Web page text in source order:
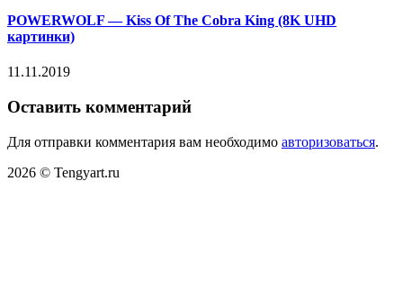
POWERWOLF — Kiss Of The Cobra King (8K UHD
картинки)
11.11.2019
Оставить комментарий
Для отправки комментария вам необходимо авторизоваться.
2026 © Tengyart.ru